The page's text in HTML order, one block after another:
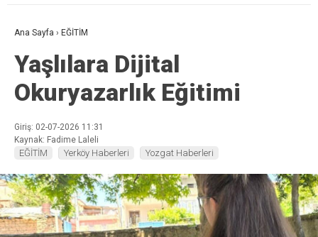
Ana Sayfa › EĞİTİM
Yaşlılara Dijital
Okuryazarlık Eğitimi
Giriş: 02-07-2026 11:31
Kaynak: Fadime Laleli
EĞİTİM Yerköy Haberleri Yozgat Haberleri